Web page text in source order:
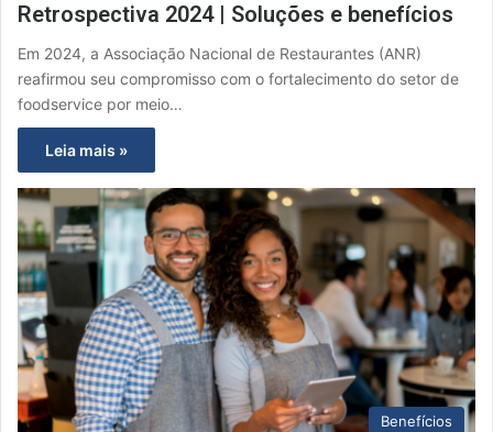
Retrospectiva 2024 | Soluções e benefícios
Em 2024, a Associação Nacional de Restaurantes (ANR)
reafirmou seu compromisso com o fortalecimento do setor de
foodservice por meio…
Leia mais »
Benefícios